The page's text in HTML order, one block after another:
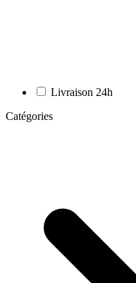
Livraison 24h
Catégories